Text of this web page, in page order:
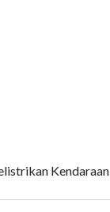
Kendaraan